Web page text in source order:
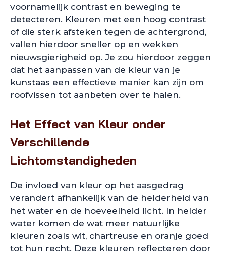
voornamelijk contrast en beweging te
detecteren. Kleuren met een hoog contrast
of die sterk afsteken tegen de achtergrond,
vallen hierdoor sneller op en wekken
nieuwsgierigheid op. Je zou hierdoor zeggen
dat het aanpassen van de kleur van je
kunstaas een effectieve manier kan zijn om
roofvissen tot aanbeten over te halen.
Het Effect van Kleur onder
Verschillende
Lichtomstandigheden
De invloed van kleur op het aasgedrag
verandert afhankelijk van de helderheid van
het water en de hoeveelheid licht. In helder
water komen de wat meer natuurlijke
kleuren zoals wit, chartreuse en oranje goed
tot hun recht. Deze kleuren reflecteren door